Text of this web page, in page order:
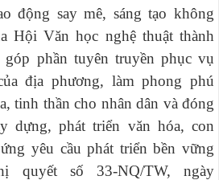
say mê, sáng tạo không
Hội Văn học nghệ thuật thành
phần tuyên truyền phục vụ
địa phương, làm phong phú
tinh thần cho nhân dân và đóng
dựng, phát triển văn hóa, con
yêu cầu phát triển bền vững
quyết số 33-NQ/TW, ngày